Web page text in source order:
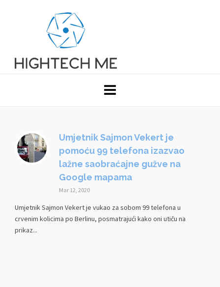
Umjetnik Sajmon Vekert je
pomoću 99 telefona izazvao
lažne saobraćajne gužve na
Google mapama
Mar 12, 2020
Umjetnik Sajmon Vekert je vukao za sobom 99 telefona u
crvenim kolicima po Berlinu, posmatrajući kako oni utiču na
prikaz...